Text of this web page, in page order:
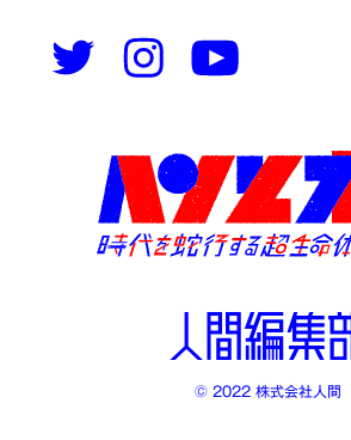
© 2022 株式会社人間